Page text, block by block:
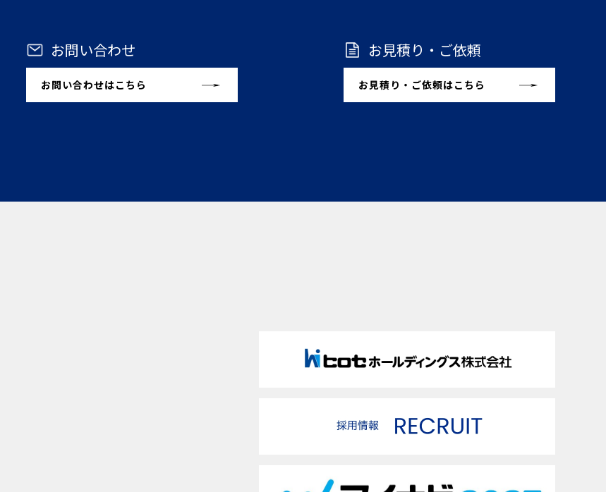
お問い合わせ
お問い合わせはこちら
お見積り・ご依頼
お見積り・ご依頼はこちら